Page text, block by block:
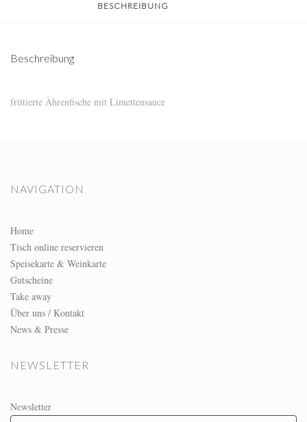
BESCHREIBUNG
Beschreibung
frittierte Ährenfische mit Limettensauce
NAVIGATION
Home
Tisch online reservieren
Speisekarte & Weinkarte
Gutscheine
Take away
Über uns / Kontakt
News & Presse
NEWSLETTER
Newsletter